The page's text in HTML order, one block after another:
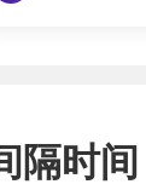
隔时间